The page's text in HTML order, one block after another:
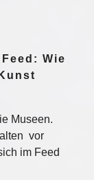
Wie
Museen.
vor
im Feed